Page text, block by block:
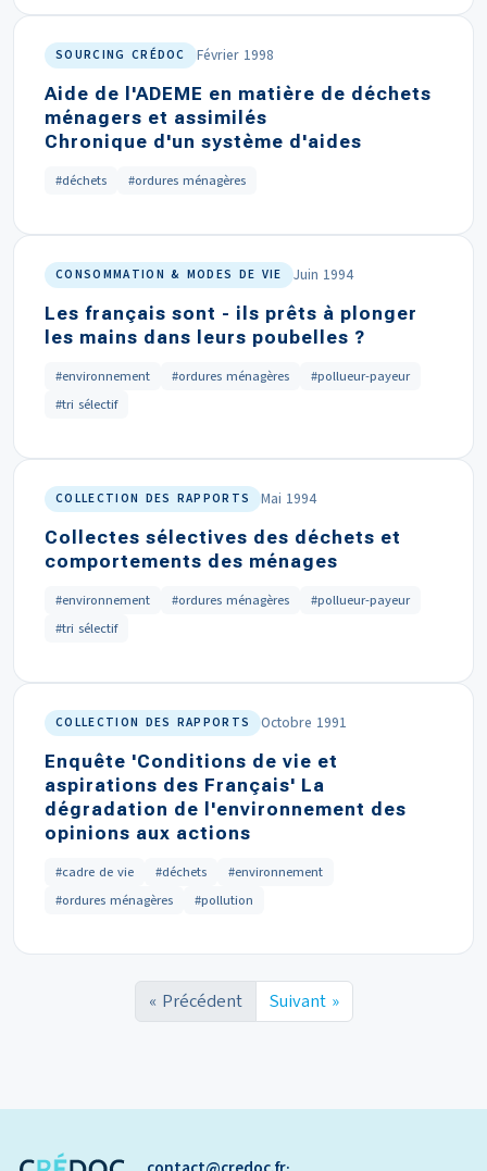
SOURCING CRÉDOC Février 1998
Aide de l'ADEME en matière de déchets
ménagers et assimilés
Chronique d'un système d'aides
#déchets #ordures ménagères
CONSOMMATION & MODES DE VIE Juin 1994
Les français sont - ils prêts à plonger
les mains dans leurs poubelles ?
#environnement #ordures ménagères
#pollueur-payeur
#tri sélectif
COLLECTION DES RAPPORTS Mai 1994
Collectes sélectives des déchets et
comportements des ménages
#environnement #ordures ménagères
#pollueur-payeur
#tri sélectif
COLLECTION DES RAPPORTS Octobre 1991
Enquête 'Conditions de vie et
aspirations des Français' La
dégradation de l'environnement des
opinions aux actions
#cadre de vie #déchets
#environnement
#ordures ménagères
#pollution
« Précédent Suivant »